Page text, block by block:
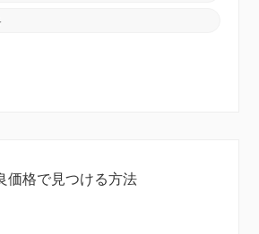
れ以上など、さまざまな磁場強度
殊な機器が必要になり、コストが
ます。 サンプル サイズと互換
と互換性の要件を評価します。一
価格で見つける方法